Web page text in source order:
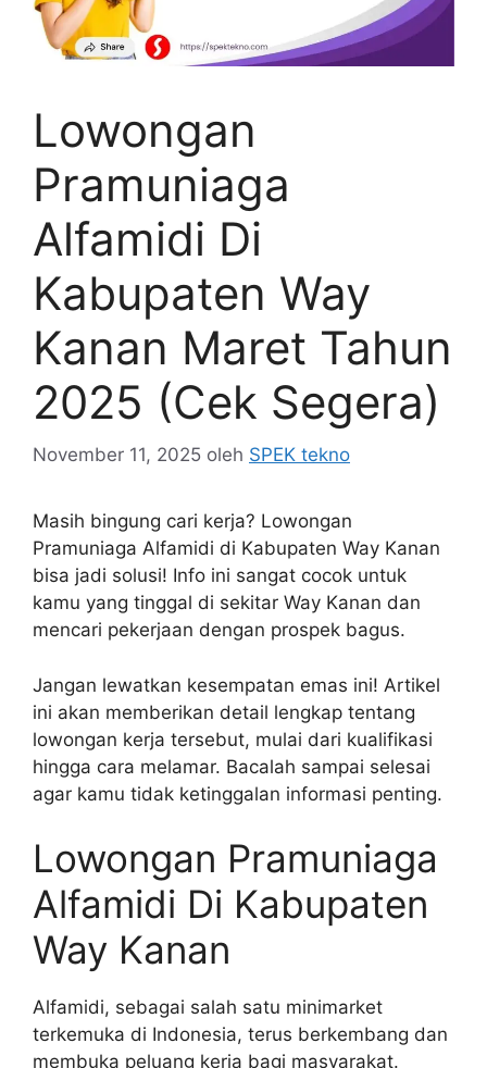
Lowongan
Pramuniaga
Alfamidi Di
Kabupaten Way
Kanan Maret Tahun
2025 (Cek Segera)
November 11, 2025 oleh SPEK tekno
Masih bingung cari kerja? Lowongan
Pramuniaga Alfamidi di Kabupaten Way Kanan
bisa jadi solusi! Info ini sangat cocok untuk
kamu yang tinggal di sekitar Way Kanan dan
mencari pekerjaan dengan prospek bagus.
Jangan lewatkan kesempatan emas ini! Artikel
ini akan memberikan detail lengkap tentang
lowongan kerja tersebut, mulai dari kualifikasi
hingga cara melamar. Bacalah sampai selesai
agar kamu tidak ketinggalan informasi penting.
Lowongan Pramuniaga
Alfamidi Di Kabupaten
Way Kanan
Alfamidi, sebagai salah satu minimarket
terkemuka di Indonesia, terus berkembang dan
membuka peluang kerja bagi masyarakat.